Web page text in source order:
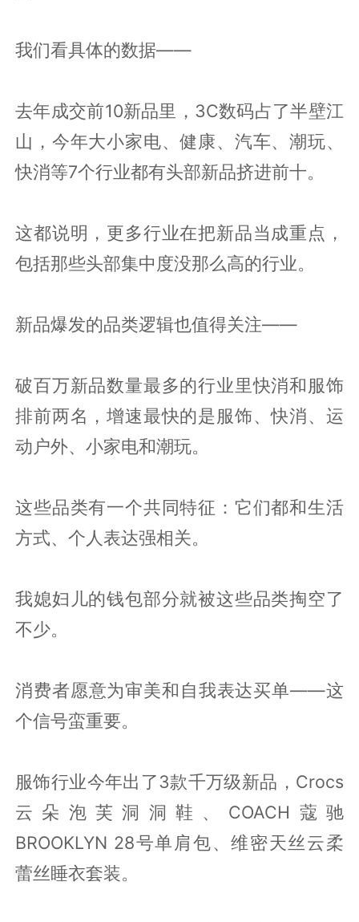
我们看具体的数据——
去年成交前10新品里，3C数码占了半壁江
山，今年大小家电、健康、汽车、潮玩、
快消等7个行业都有头部新品挤进前十。
这都说明，更多行业在把新品当成重点，
包括那些头部集中度没那么高的行业。
新品爆发的品类逻辑也值得关注——
破百万新品数量最多的行业里快消和服饰
排前两名，增速最快的是服饰、快消、运
动户外、小家电和潮玩。
这些品类有一个共同特征：它们都和生活
方式、个人表达强相关。
我媳妇儿的钱包部分就被这些品类掏空了
不少。
消费者愿意为审美和自我表达买单——这
个信号蛮重要。
服饰行业今年出了3款千万级新品，Crocs
云朵泡芙洞洞鞋、COACH蔻驰
BROOKLYN 28号单肩包、维密天丝云柔
蕾丝睡衣套装。